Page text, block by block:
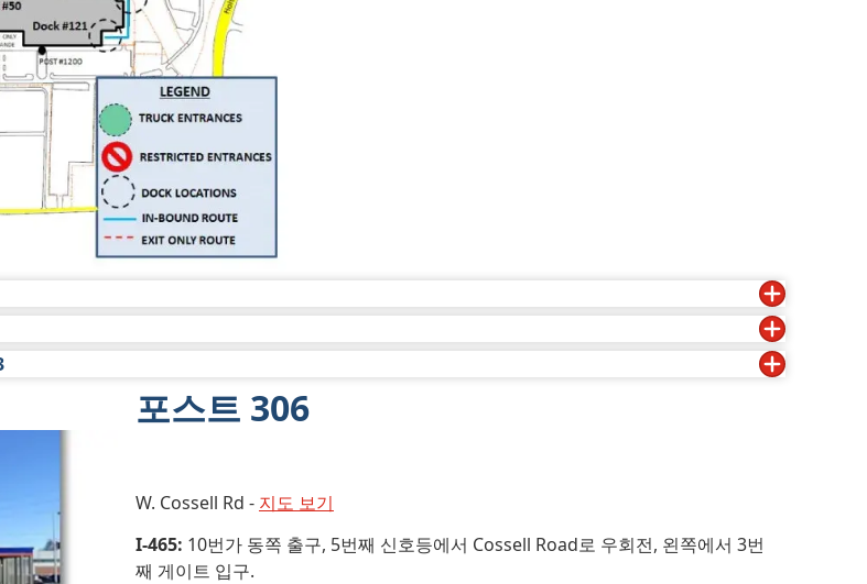
습니다.
122 및 도크 123.
포스트 306
W. Cossell Rd - 지도 보기
I-465: 10번가 동쪽 출구, 5번째 신호등에서 Cossell Road로 우회전, 왼쪽에서 3번
째 게이트 입구.